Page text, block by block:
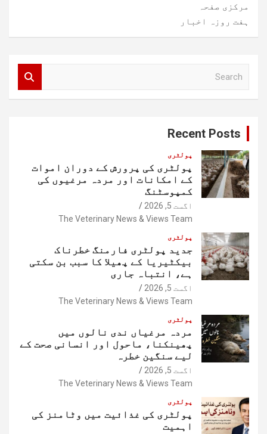
مرکزی صفحہ
ہفت روزہ اخبار
Recent Posts
پولٹری
پولٹری کی پرورش کے دوران اموات
کے امکانات اور مردہ مرغیوں کی
کمپوسٹنگ
اگست 5, 2026
The Veterinary News & Views Team
پولٹری
جدید پولٹری فارمنگ خطرناک
بیکٹیریا کے پھیلا کا سبب بن سکتی
ہے، انتباہ جاری
اگست 5, 2026
The Veterinary News & Views Team
پولٹری
مردہ مرغیاں ندی نالوں میں
پھینکنا، ماحول اور انسانی صحت کے
لیے سنگین خطرہ
اگست 5, 2026
The Veterinary News & Views Team
پولٹری
پولٹری کی غذائیت میں وٹامنز کی
اہمیت